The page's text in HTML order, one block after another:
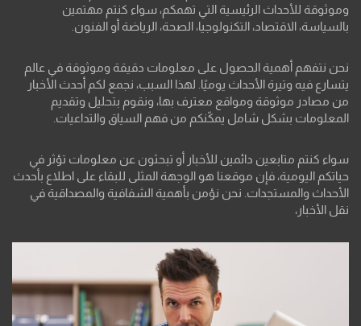
وموثوقة للأحداث الرئيسية التي تهمكم، سواء كنتم مهتمين
بالسياسة، الاقتصاد، التكنولوجيا، الصحة، الرياضة أو الفنون.
نحن نتفهم أهمية الحصول على معلومات دقيقة وموثوقة في عالم
يتسارع فيه وتيرة الأحداث يوميًا. لهذا السبب، نجمع لكم أحدث الأخبار
من مصادر موثوقة ومواقع معترف بها، ونقوم بتحليل وتقديم
المعلومات بشكل شامل يمكّنكم من فهم السياق والتداعيات.
سواء كنتم متابعين دائمين للأخبار أو تبحثون عن معلومات تؤثر في
حياتكم اليومية، فإن موقعنا هو الوجهة المثلى للبقاء على اطلاع بأحدث
الأحداث والمستجدات. نحن نؤمن بأهمية الشفافية والمصداقية في
نقل الأخبار،